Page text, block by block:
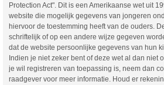
Protection Act". Dit is een Amerikaanse wet uit
website die mogelijk gegevens van jongeren
hiervoor de toestemming heeft van de ouders.
schriftelijk of op een andere wijze gegeven
dat de website persoonlijke gegevens van hun
Indien je niet zeker bent of deze wet al dan niet
je wil registreren van toepassing is, neem dan
raadgever voor meer informatie. Houd er